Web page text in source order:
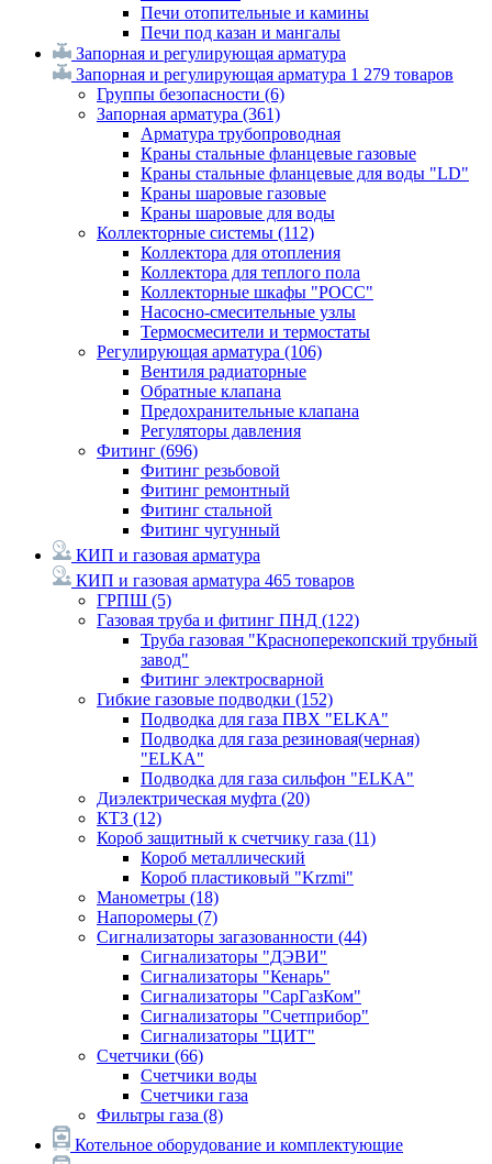
Печи отопительные и камины
Печи под казан и мангалы
Запорная и регулирующая арматура
Запорная и регулирующая арматура 1 279 товаров
Группы безопасности (6)
Запорная арматура (361)
Арматура трубопроводная
Краны стальные фланцевые газовые
Краны стальные фланцевые для воды "LD"
Краны шаровые газовые
Краны шаровые для воды
Коллекторные системы (112)
Коллектора для отопления
Коллектора для теплого пола
Коллекторные шкафы "РОСС"
Насосно-смесительные узлы
Термосмесители и термостаты
Регулирующая арматура (106)
Вентиля радиаторные
Обратные клапана
Предохранительные клапана
Регуляторы давления
Фитинг (696)
Фитинг резьбовой
Фитинг ремонтный
Фитинг стальной
Фитинг чугунный
КИП и газовая арматура
КИП и газовая арматура 465 товаров
ГРПШ (5)
Газовая труба и фитинг ПНД (122)
Труба газовая "Красноперекопский трубный
завод"
Фитинг электросварной
Гибкие газовые подводки (152)
Подводка для газа ПВХ "ELKA"
Подводка для газа резиновая(черная)
"ELKA"
Подводка для газа сильфон "ELKA"
Диэлектрическая муфта (20)
КТЗ (12)
Короб защитный к счетчику газа (11)
Короб металлический
Короб пластиковый "Krzmi"
Манометры (18)
Напоромеры (7)
Сигнализаторы загазованности (44)
Сигнализаторы "ДЭВИ"
Сигнализаторы "Кенарь"
Сигнализаторы "СарГазКом"
Сигнализаторы "Счетприбор"
Сигнализаторы "ЦИТ"
Счетчики (66)
Счетчики воды
Счетчики газа
Фильтры газа (8)
Котельное оборудование и комплектующие